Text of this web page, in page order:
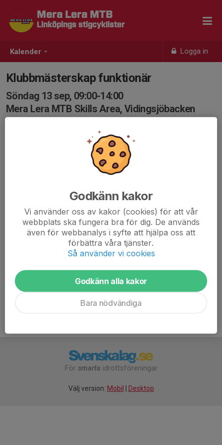
Kalender Logga in
Mera Lera MTB
Linköpings stigcyklister
Klubbmästerskap funktionär
Söndag 13 sep, 09:00-14:00
Mera Lera MTB Skills Area, Vidingsjöbacken
För er som kan tänka er att hjälpa till som funktionärer
Skriv som en kommentar vad du kan tänka dig göra:
- efteråkare (samla upp kvarglömda cyklister)
- flaggvakt (vifta längs spåret så att alla åker rätt väg)
Anmälan är öppen för föreningens alla medlemmar &
målsmän.Logga in här
För smarta idrottsföreningar
Välj version: Mobil Desktop
Godkänn kakor
Vi använder oss av kakor (cookies) för att vår
webbplats ska fungera bra för dig. De används
även för webbanalys i syfte att hjälpa oss att
förbättra våra tjänster.
Så använder vi cookies
Godkänn alla kakor
Bara nödvändiga